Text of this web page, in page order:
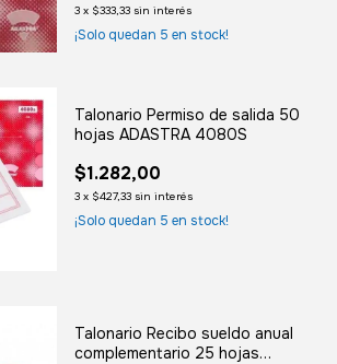
3 x $333,33 sin interés
¡Solo quedan 5 en stock!
Talonario Permiso de salida 50
hojas ADASTRA 4080S
$1.282,00
3 x $427,33 sin interés
¡Solo quedan 5 en stock!
Talonario Recibo sueldo anual
complementario 25 hojas